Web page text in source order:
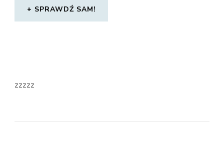
SPRAWDŹ SAM!
zzzzz